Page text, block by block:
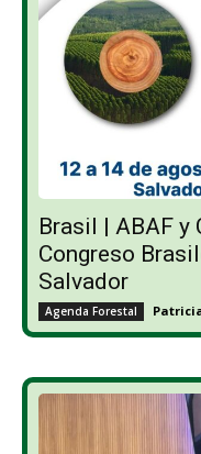
Brasil | ABAF y
Congreso
Salvador
Agenda Forestal